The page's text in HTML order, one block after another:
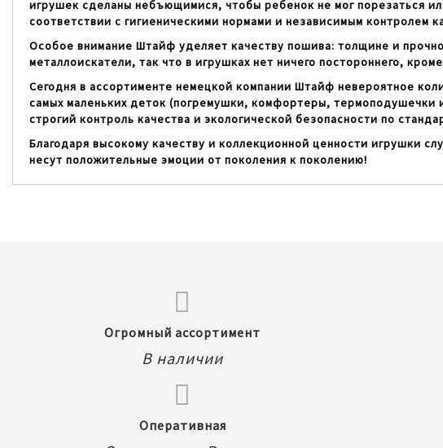
игрушек сделаны небъющимися, чтобы ребенок не мог порезаться
соответствии с гигиеническими нормами и независимым контролем
Особое внимание Штайф уделяет качеству пошива: толщине и
металлоискатели, так что в игрушках нет ничего постороннего,
Сегодня в ассортименте немецкой компании Штайф невероятное
самых маленьких деток (погремушки, комфортеры,
строгий контроль качества и экологической безопасности по
Благодаря высокому качеству и коллекционной ценности игрушки
несут положительные эмоции от поколения к поколению!
Огромный ассортимент
В наличии
Оперативная